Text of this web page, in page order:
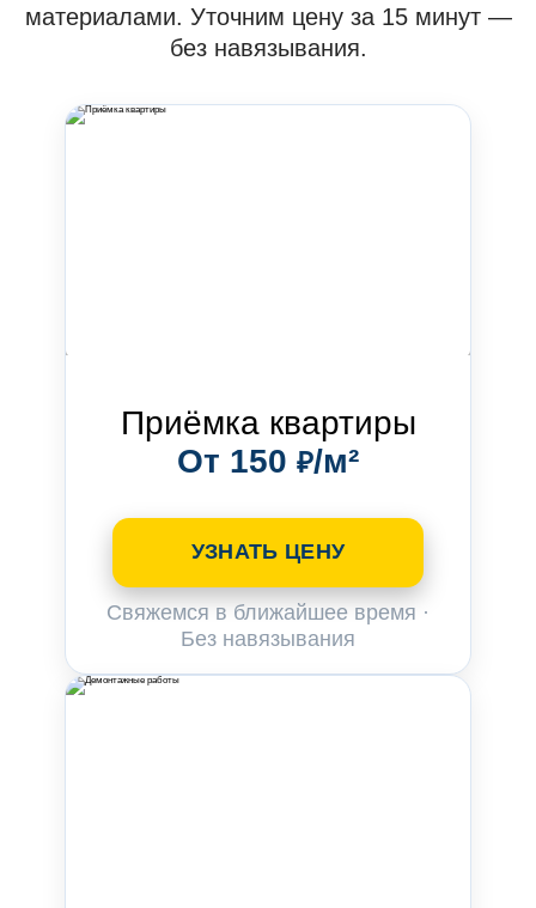
материалами. Уточним цену за 15 минут —
без навязывания.
Приёмка квартиры
От 150 ₽/м²
УЗНАТЬ ЦЕНУ
Свяжемся в ближайшее время ·
Без навязывания